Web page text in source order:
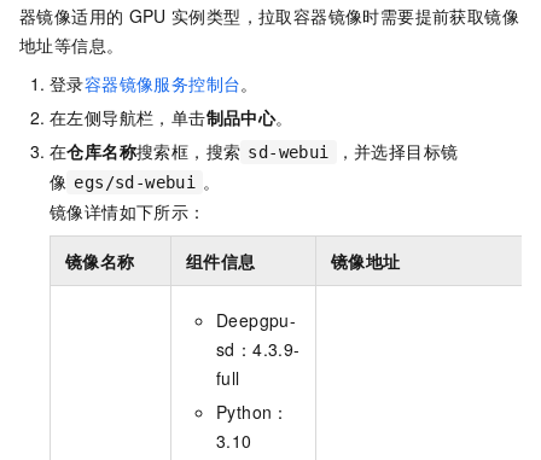
器镜像适用的 GPU 实例类型，拉取容器镜像时需要提前获取镜像
地址等信息。
登录容器镜像服务控制台。
在左侧导航栏，单击制品中心。
在仓库名称搜索框，搜索 sd-webui
，并选择目标镜
像 egs/sd-webui
。
镜像详情如下所示：
镜像名称 组件信息 镜像地址
Deepgpu-
sd：4.3.9-
full
Python：
3.10